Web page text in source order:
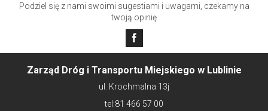
Podziel się z nami swoimi sugestiami i uwagami, czekamy na
twoją opinię
Zarząd Dróg i Transportu Miejskiego w Lublinie
ul. Krochmalna 13j
tel:81 466 57 00